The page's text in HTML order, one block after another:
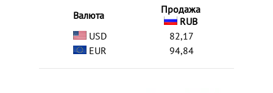
Валюта
Продажа
RUB
USD
82,17
EUR
94,84